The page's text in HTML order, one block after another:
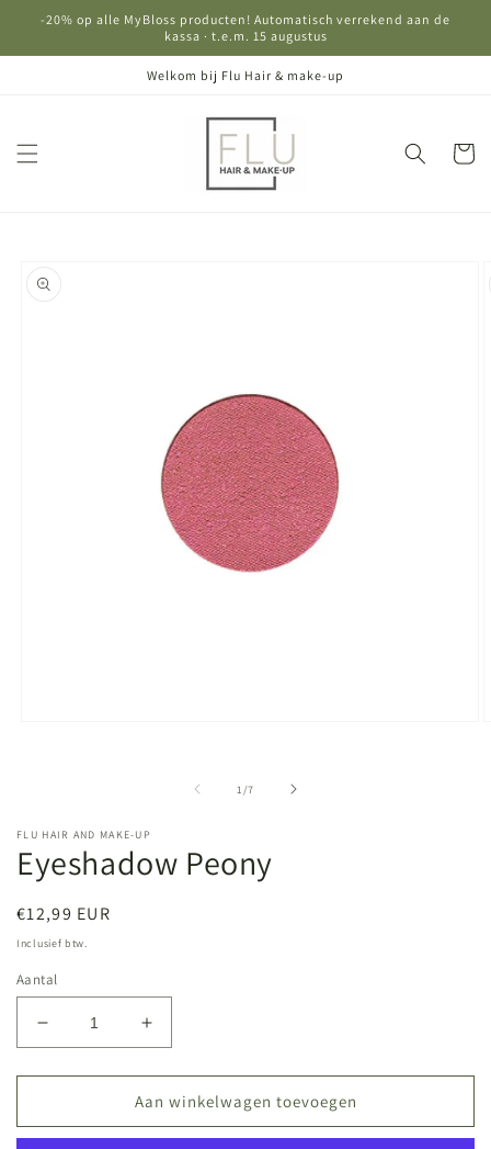
naar de
-20% op alle MyBloss producten! Automatisch verrekend aan de
kassa · t.e.m. 15 augustus
Welkom bij Flu Hair & make-up
direct naar
1 /van
7
FLU HAIR AND MAKE-UP
Eyeshadow Peony
Normale
prijs
€12,99 EUR
Inclusief btw.
Aantal
Aantal
verlagen
voor
Eyeshadow
Peony
Aantal
verhogen
voor
Eyeshadow
Peony
Aan winkelwagen toevoegen